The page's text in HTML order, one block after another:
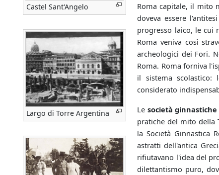
Castel Sant'Angelo
Largo di Torre Argentina
Roma capitale, il mito
doveva essere
progresso laico, le cui
Roma veniva così
archeologici dei Fori.
Roma. Roma forniva
il sistema
considerato
Le società ginnastiche
pratiche del mito della
la Società Ginnastica
astratti dell'antica
rifiutavano l'idea del
dilettantismo puro,